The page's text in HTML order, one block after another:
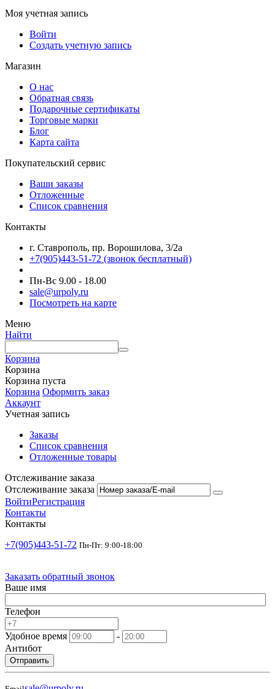
Моя учетная запись
Войти
Создать учетную запись
Магазин
О нас
Обратная связь
Подарочные сертификаты
Торговые марки
Блог
Карта сайта
Покупательский сервис
Ваши заказы
Отложенные
Список сравнения
Контакты
г. Ставрополь, пр. Ворошилова, 3/2а
+7(905)443-51-72 (звонок бесплатный)
Пн-Вс 9.00 - 18.00
sale@urpoly.ru
Посмотреть на карте
Меню
Найти
Корзина
Корзина
Корзина пуста
Корзина Оформить заказ
Аккаунт
Учетная запись
Заказы
Список сравнения
Отложенные товары
Отслеживание заказа
Отслеживание заказа
ВойтиРегистрация
Контакты
Контакты
+7(905)443-51-72 Пн-Пт: 9:00-18:00
Заказать обратный звонок
Ваше имя
Телефон
Удобное время
-
Антибот
Отправить